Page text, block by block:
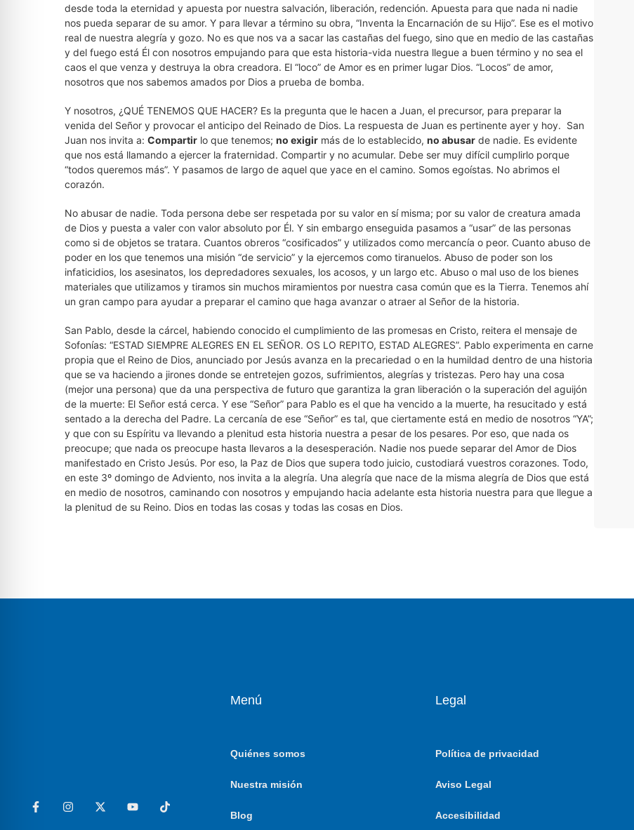
desde toda la eternidad y apuesta por nuestra salvación, liberación, redención. Apuesta para que nada ni nadie
nos pueda separar de su amor. Y para llevar a término su obra, “Inventa la Encarnación de su Hijo”. Ese es el motivo
real de nuestra alegría y gozo. No es que nos va a sacar las castañas del fuego, sino que en medio de las castañas
y del fuego está Él con nosotros empujando para que esta historia-vida nuestra llegue a buen término y no sea el
caos el que venza y destruya la obra creadora. El “loco” de Amor es en primer lugar Dios. “Locos” de amor,
nosotros que nos sabemos amados por Dios a prueba de bomba.
Y nosotros, ¿QUÉ TENEMOS QUE HACER? Es la pregunta que le hacen a Juan, el precursor, para preparar la
venida del Señor y provocar el anticipo del Reinado de Dios. La respuesta de Juan es pertinente ayer y hoy. San
Juan nos invita a: Compartir lo que tenemos; no exigir más de lo establecido, no abusar de nadie. Es evidente
que nos está llamando a ejercer la fraternidad. Compartir y no acumular. Debe ser muy difícil cumplirlo porque
“todos queremos más”. Y pasamos de largo de aquel que yace en el camino. Somos egoístas. No abrimos el
corazón.
No abusar de nadie. Toda persona debe ser respetada por su valor en sí misma; por su valor de creatura amada
de Dios y puesta a valer con valor absoluto por Él. Y sin embargo enseguida pasamos a “usar” de las personas
como si de objetos se tratara. Cuantos obreros “cosificados” y utilizados como mercancía o peor. Cuanto abuso de
poder en los que tenemos una misión “de servicio” y la ejercemos como tiranuelos. Abuso de poder son los
infaticidios, los asesinatos, los depredadores sexuales, los acosos, y un largo etc. Abuso o mal uso de los bienes
materiales que utilizamos y tiramos sin muchos miramientos por nuestra casa común que es la Tierra. Tenemos ahí
un gran campo para ayudar a preparar el camino que haga avanzar o atraer al Señor de la historia.
San Pablo, desde la cárcel, habiendo conocido el cumplimiento de las promesas en Cristo, reitera el mensaje de
Sofonías: “ESTAD SIEMPRE ALEGRES EN EL SEÑOR. OS LO REPITO, ESTAD ALEGRES”. Pablo experimenta en carne
propia que el Reino de Dios, anunciado por Jesús avanza en la precariedad o en la humildad dentro de una historia
que se va haciendo a jirones donde se entretejen gozos, sufrimientos, alegrías y tristezas. Pero hay una cosa
(mejor una persona) que da una perspectiva de futuro que garantiza la gran liberación o la superación del aguijón
de la muerte: El Señor está cerca. Y ese “Señor” para Pablo es el que ha vencido a la muerte, ha resucitado y está
sentado a la derecha del Padre. La cercanía de ese “Señor” es tal, que ciertamente está en medio de nosotros “YA”;
y que con su Espíritu va llevando a plenitud esta historia nuestra a pesar de los pesares. Por eso, que nada os
preocupe; que nada os preocupe hasta llevaros a la desesperación. Nadie nos puede separar del Amor de Dios
manifestado en Cristo Jesús. Por eso, la Paz de Dios que supera todo juicio, custodiará vuestros corazones. Todo,
en este 3º domingo de Adviento, nos invita a la alegría. Una alegría que nace de la misma alegría de Dios que está
en medio de nosotros, caminando con nosotros y empujando hacia adelante esta historia nuestra para que llegue a
la plenitud de su Reino. Dios en todas las cosas y todas las cosas en Dios.
Menú
Quiénes somos
Nuestra misión
Blog
Legal
Política de privacidad
Aviso Legal
Accesibilidad